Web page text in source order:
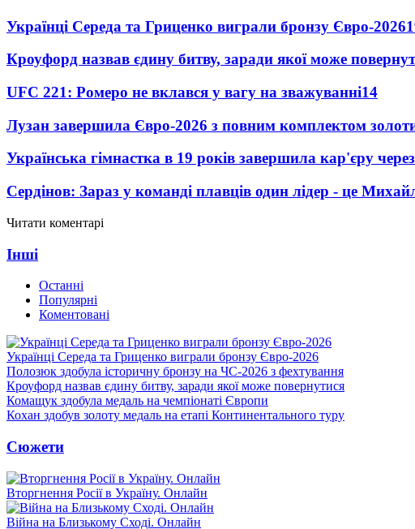
Українці Середа та Гриценко виграли бронзу Євро-2026
Кроуфорд назвав єдину битву, заради якої може
UFC 221: Ромеро не вклався у вагу на зважуванні14
Лузан завершила Євро-2026 з повним комплектом
Українська гімнастка в 19 років завершила кар'єру
Сердінов: Зараз у команді плавців один лідер - це
Читати коментарі
Інші
Останні
Популярні
Коментовані
Українці Середа та Гриценко виграли бронзу Євро-2026
Полозюк здобула історичну бронзу на ЧС-2026 з фехтування
Кроуфорд назвав єдину битву, заради якої може повернутися
Комащук здобула медаль на чемпіонаті Європи
Кохан здобув золоту медаль на етапі Континентального туру
Сюжети
Вторгнення Росії в Україну. Онлайн
Війна на Близькому Сході. Онлайн